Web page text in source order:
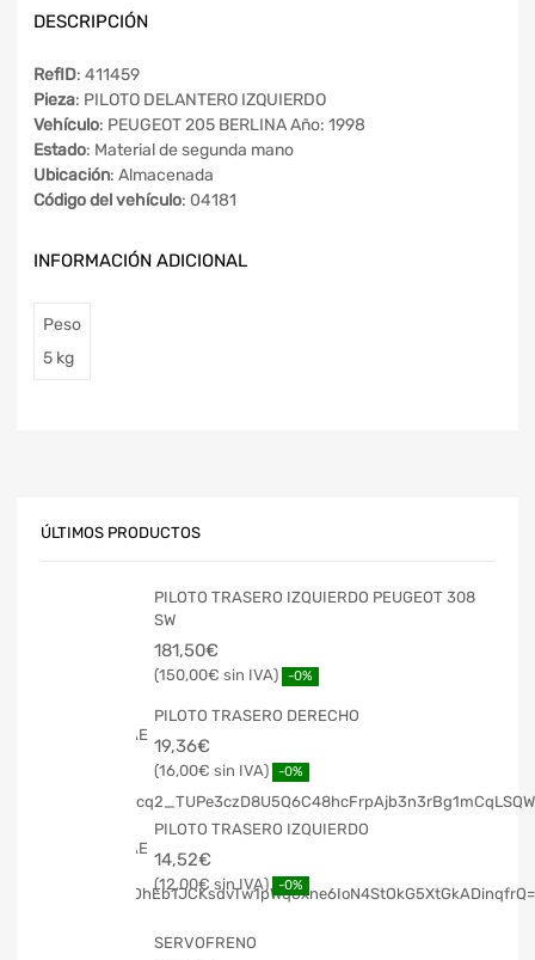
DESCRIPCIÓN
RefID: 411459
Pieza: PILOTO DELANTERO IZQUIERDO
Vehículo: PEUGEOT 205 BERLINA Año: 1998
Estado: Material de segunda mano
Ubicación: Almacenada
Código del vehículo: 04181
INFORMACIÓN ADICIONAL
Peso
5 kg
ÚLTIMOS PRODUCTOS
PILOTO TRASERO IZQUIERDO PEUGEOT 308
SW
181,50€
150,00€ -0%
PILOTO TRASERO DERECHO
19,36€
16,00€ -0%
PILOTO TRASERO IZQUIERDO
14,52€
12,00€ -0%
SERVOFRENO